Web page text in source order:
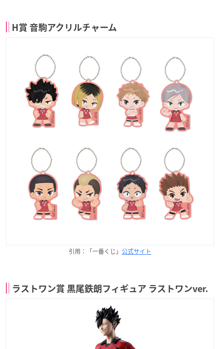
H賞 音駒アクリルチャーム
引用：「一番くじ」 公式サイト
ラストワン賞 黒尾鉄朗フィギュア ラストワンver.